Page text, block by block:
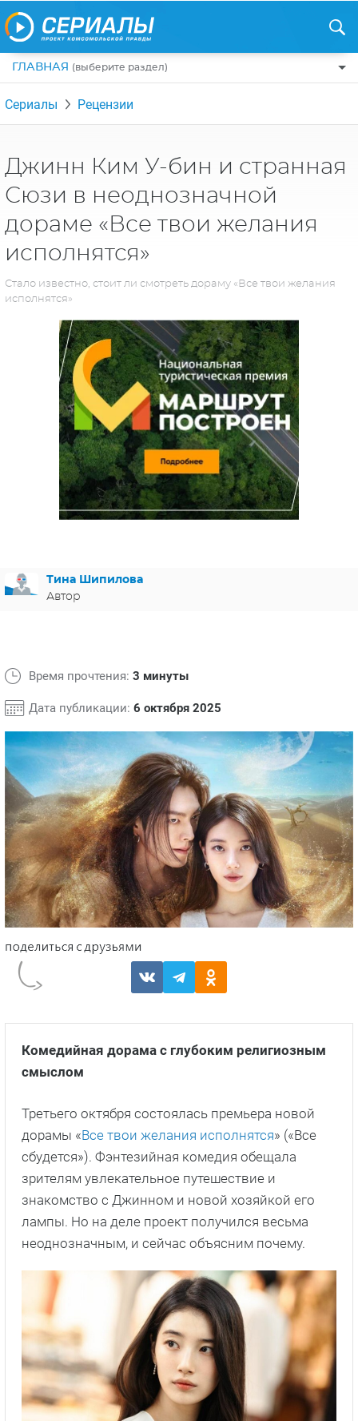
ГЛАВНАЯ (выберите раздел)
ПО ЖАНРАМ
КОМЕДИИ
ДРАМЫ
УЖАСЫ
ДЕТЕКТИВЫ
КРИМИНАЛ
ФАНТАСТИКА
МЕЛОДРАМЫ
США
РОССИЯ
УКРАИНА
ИСПАНИЯ
ФРАНЦИЯ
ГЕРМАНИЯ
РЕЦЕНЗИИ
НА ВЫХОДНЫЕ
НОВОСТИ
ИНТЕРЕСНО
НОВОСТИ ТУРЕЦКИХ СЕРИАЛОВ
ИНТЕРВЬЮ
СВЕТСКИЕ НОВОСТИ
СПОЙЛЕРЫ ИЗ СЕРИАЛОВ
Сериалы Рецензии
Джинн Ким У-бин и странная
Сюзи в неоднозначной
дораме «Все твои желания
исполнятся»
Стало известно, стоит ли смотреть дораму «Все твои желания
исполнятся»
Тина Шипилова
Автор
Время прочтения: 3 минуты
Дата публикации: 6 октября 2025
Комедийная дорама с глубоким религиозным
смыслом
Третьего октября состоялась премьера новой
дорамы «Все твои желания исполнятся» («Все
сбудется»). Фэнтезийная комедия обещала
зрителям увлекательное путешествие и
знакомство с Джинном и новой хозяйкой его
лампы. Но на деле проект получился весьма
неоднозначным, и сейчас объясним почему.